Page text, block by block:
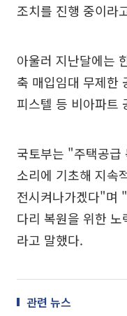
조치를 진행 중이라
아울러 지난달에는
축 매입임대 무제한
피스텔 등 비아파트
국토부는 "주택공급
소리에 기초해 지속
전시켜나가겠다"며
다리 복원을 위한
라고 말했다.
관련 뉴스